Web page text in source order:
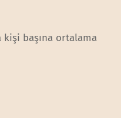
kişi başına ortalama